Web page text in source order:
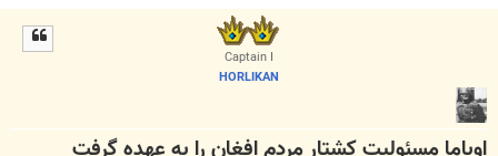
Captain I
HORLIKAN